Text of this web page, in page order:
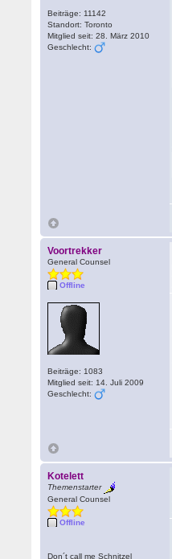
Beiträge: 11142
Standort: Toronto
Mitglied seit: 28. März 2010
Geschlecht:
Voortrekker
General Counsel
Offline
Beiträge: 1083
Mitglied seit: 14. Juli 2009
Geschlecht:
Kotelett
Themenstarter
General Counsel
Offline
Don´t call me Schnitzel